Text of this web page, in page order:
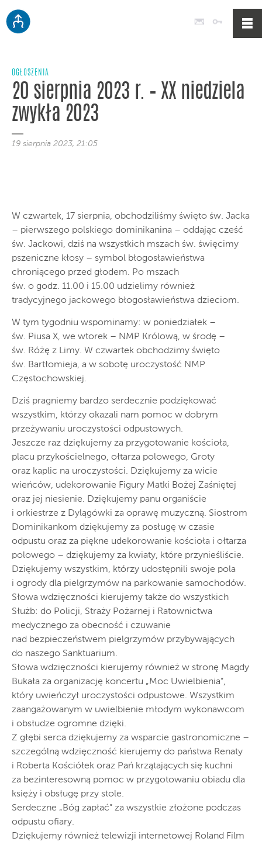
Poczta
OGŁOSZENIA
20 sierpnia 2023 r. – XX niedziela
zwykła 2023
19 sierpnia 2023, 21:05
W czwartek, 17 sierpnia, obchodziliśmy święto św. Jacka
– pierwszego polskiego dominikanina – oddając cześć
św. Jackowi, dziś na wszystkich mszach św. święcimy
pszeniczne kłosy – symbol błogosławieństwa
chroniącego przed głodem. Po mszach
św. o godz. 11.00 i 15.00 udzielimy również
tradycyjnego jackowego błogosławieństwa dzieciom.
W tym tygodniu wspominamy: w poniedziałek –
św. Piusa X, we wtorek – NMP Królową, w środę –
św. Różę z Limy. W czwartek obchodzimy święto
św. Bartłomieja, a w sobotę uroczystość NMP
Częstochowskiej.
Dziś pragniemy bardzo serdecznie podziękować
wszystkim, którzy okazali nam pomoc w dobrym
przeżywaniu uroczystości odpustowych.
Jeszcze raz dziękujemy za przygotowanie kościoła,
placu przykościelnego, ołtarza polowego, Groty
oraz kaplic na uroczystości. Dziękujemy za wicie
wieńców, udekorowanie Figury Matki Bożej Zaśniętej
oraz jej niesienie. Dziękujemy panu organiście
i orkiestrze z Dylągówki za oprawę muzyczną. Siostrom
Dominikankom dziękujemy za posługę w czasie
odpustu oraz za piękne udekorowanie kościoła i ołtarza
polowego – dziękujemy za kwiaty, które przynieśliście.
Dziękujemy wszystkim, którzy udostępnili swoje pola
i ogrody dla pielgrzymów na parkowanie samochodów.
Słowa wdzięczności kierujemy także do wszystkich
Służb: do Policji, Straży Pożarnej i Ratownictwa
medycznego za obecność i czuwanie
nad bezpieczeństwem pielgrzymów przybywających
do naszego Sanktuarium.
Słowa wdzięczności kierujemy również w stronę Magdy
Bukała za organizację koncertu „Moc Uwielbienia”,
który uwieńczył uroczystości odpustowe. Wszystkim
zaangażowanym w uwielbienie młodym wykonawcom
i obsłudze ogromne dzięki.
Z głębi serca dziękujemy za wsparcie gastronomiczne –
szczególną wdzięczność kierujemy do państwa Renaty
i Roberta Kościółek oraz Pań krzątających się kuchni
za bezinteresowną pomoc w przygotowaniu obiadu dla
księży i obsługę przy stole.
Serdeczne „Bóg zapłać” za wszystkie złożone podczas
odpustu ofiary.
Dziękujemy również telewizji internetowej Roland Film